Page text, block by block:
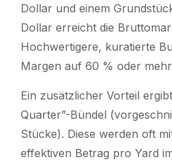
Dollar und einem
Dollar erreicht die
Hochwertigere, kuratierte
Margen auf 60 % oder
Ein zusätzlicher Vorteil
Quarter”-Bündel
Stücke). Diese werden oft
effektiven Betrag pro Yard